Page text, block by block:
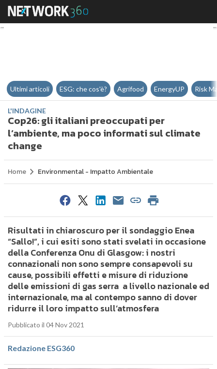
Cop26: gli italiani preoccupati
Ultimi articoli ESG: che cos'è? Agrifood EnergyUP Risk
L'INDAGINE
Cop26: gli italiani preoccupati per
l’ambiente, ma poco informati sul climate
change
Home Environmental - Impatto Ambientale
Risultati in chiaroscuro per il sondaggio Enea
“Sallo!”, i cui esiti sono stati svelati in occasione
della Conferenza Onu di Glasgow: i nostri
connazionali non sono sempre consapevoli su
cause, possibili effetti e misure di riduzione
delle emissioni di gas serra a livello nazionale ed
internazionale, ma al contempo sanno di dover
ridurre il loro impatto sull’atmosfera
Pubblicato il 04 Nov 2021
Redazione ESG360